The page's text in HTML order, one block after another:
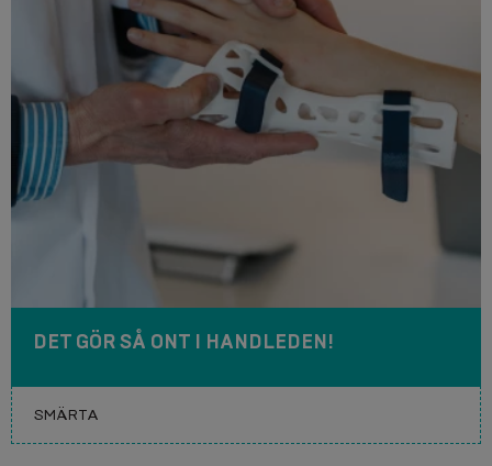
DET GÖR SÅ ONT I HANDLEDEN!